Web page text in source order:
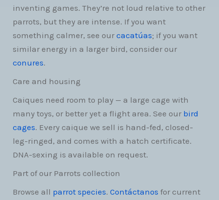
inventing games. They’re not loud relative to other
parrots, but they are intense. If you want
something calmer, see ourcacatúas; if you want
similar energy in a larger bird, consider our
conures.
Care and housing
Caiques need room to play — a large cage with
many toys, or better yet a flight area. See our bird
cages. Every caique we sell is hand-fed, closed-
leg-ringed, and comes with a hatch certificate.
DNA-sexing is available on request.
Part of our Parrots collection
Browse all parrot species.Contáctanos for current